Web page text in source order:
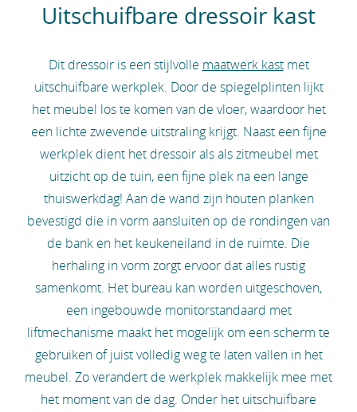
Uitschuifbare dressoir kast
Dit dressoir is een stijlvolle maatwerk kastmet
uitschuifbare werkplek. Door de spiegelplinten lijkt
het meubel los te komen van de vloer, waardoor het
een lichte zwevende uitstraling krijgt. Naast een fijne
werkplek dient het dressoir als als zitmeubel met
uitzicht op de tuin, een fijne plek na een lange
thuiswerkdag! Aan de wand zijn houten planken
bevestigd die in vorm aansluiten op de rondingen van
de bank en het keukeneiland in de ruimte. Die
herhaling in vorm zorgt ervoor dat alles rustig
samenkomt. Het bureau kan worden uitgeschoven,
een ingebouwde monitorstandaard met
liftmechanisme maakt het mogelijk om een scherm te
gebruiken of juist volledig weg te laten vallen in het
meubel. Zo verandert de werkplek makkelijk mee met
het moment van de dag. Onder het uitschuifbare